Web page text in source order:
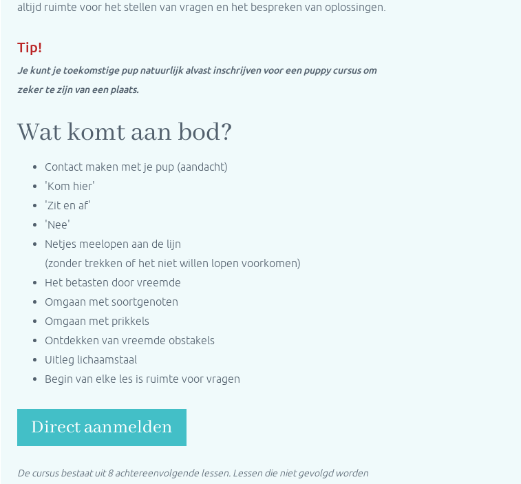
altijd ruimte voor het stellen van vragen en het bespreken van oplossingen.
Tip!
Je kunt je toekomstige pup natuurlijk alvast inschrijven voor een puppy cursus om
zeker te zijn van een plaats.
Wat komt aan bod?
Contact maken met je pup (aandacht)
'Kom hier'
'Zit en af'
'Nee'
Netjes meelopen aan de lijn
(zonder trekken of het niet willen lopen voorkomen)
Het betasten door vreemde
Omgaan met soortgenoten
Omgaan met prikkels
Ontdekken van vreemde obstakels
Uitleg lichaamstaal
Begin van elke les is ruimte voor vragen
Direct aanmelden
De cursus bestaat uit 8 achtereenvolgende lessen. Lessen die niet gevolgd worden